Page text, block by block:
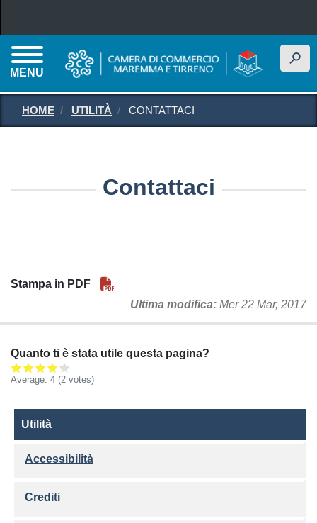
MENU
h
HOME UTILITÀ CONTATTACI
Contattaci
Stampa in PDF
Ultima modifica Mer 22 Mar, 2017
Quanto ti è stata utile questa pagina?
Average: 4 (2 votes)
Utilità
Utilità
Accessibilità
Crediti